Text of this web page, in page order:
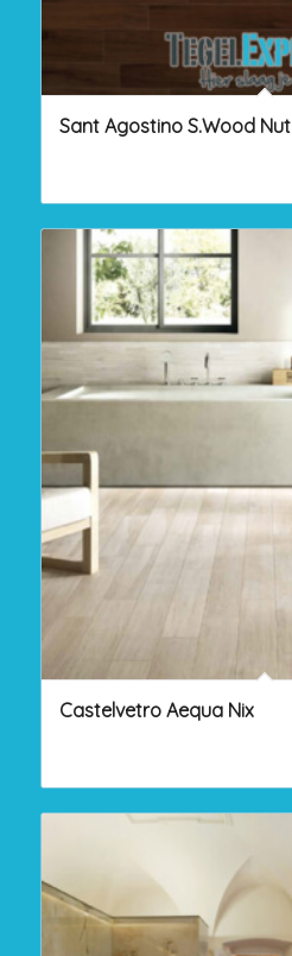
Sant Agostino S.Wood Nut
Castelvetro Aequa Nix